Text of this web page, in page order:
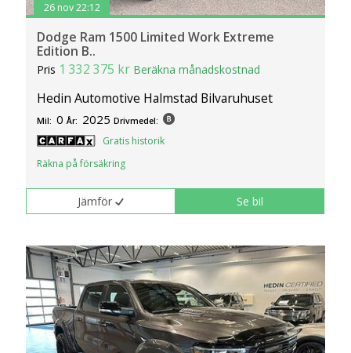
26 nov 22:12
Dodge Ram 1500 Limited Work Extreme
Edition B..
Pris 1 332 375 kr Beräkna månadskostnad
Hedin Automotive Halmstad Bilvaruhuset
Mil: 0 År: 2025 Drivmedel:
Gratis historik
Räkna på försäkring
Jämför Se bil